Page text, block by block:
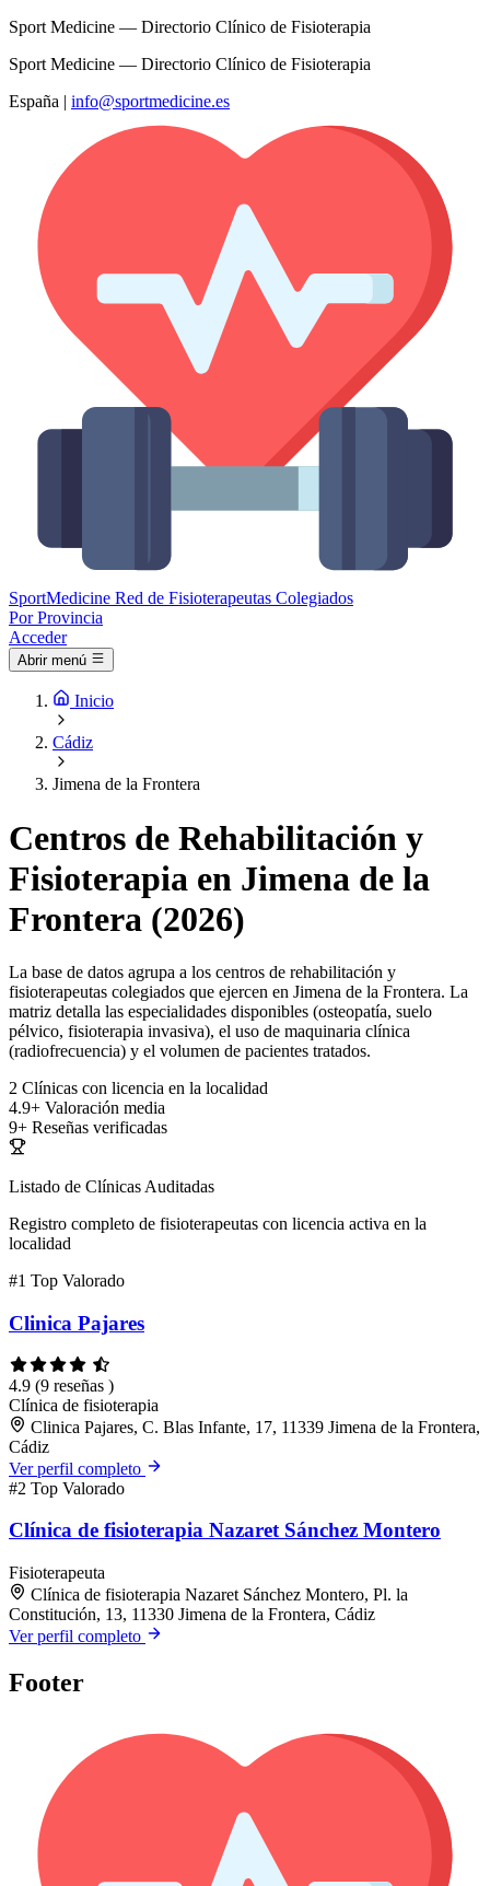
Sport Medicine — Directorio Clínico de Fisioterapia
Sport Medicine — Directorio Clínico de Fisioterapia
España | info@sportmedicine.es
SportMedicine Red de Fisioterapeutas Colegiados
Por Provincia
Acceder
Abrir menú
Inicio
Cádiz
Jimena de la Frontera
Centros de Rehabilitación y
Fisioterapia en Jimena de la
Frontera (2026)
La base de datos agrupa a los centros de rehabilitación y
fisioterapeutas colegiados que ejercen en Jimena de la Frontera. La
matriz detalla las especialidades disponibles (osteopatía, suelo
pélvico, fisioterapia invasiva), el uso de maquinaria clínica
(radiofrecuencia) y el volumen de pacientes tratados.
2 Clínicas con licencia en la localidad
4.9+ Valoración media
9+ Reseñas verificadas
Listado de Clínicas Auditadas
Registro completo de fisioterapeutas con licencia activa en la
localidad
#1 Top Valorado
Clinica Pajares
4.9 (9 reseñas )
Clínica de fisioterapia
Clinica Pajares, C. Blas Infante, 17, 11339 Jimena de la Frontera,
Cádiz
Ver perfil completo
#2 Top Valorado
Clínica de fisioterapia Nazaret Sánchez Montero
Fisioterapeuta
Clínica de fisioterapia Nazaret Sánchez Montero, Pl. la
Constitución, 13, 11330 Jimena de la Frontera, Cádiz
Ver perfil completo
Footer